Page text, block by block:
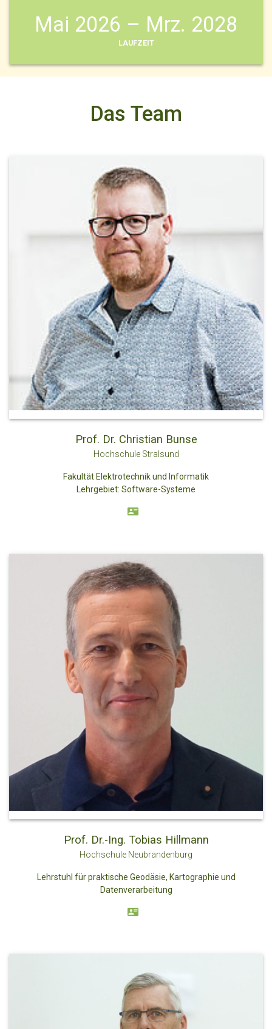
Mai 2026 – Mrz. 2028
LAUFZEIT
Das Team
Prof. Dr. Christian Bunse
Hochschule Stralsund
Fakultät Elektrotechnik und Informatik
Lehrgebiet: Software-Systeme
Prof. Dr.-Ing. Tobias Hillmann
Hochschule Neubrandenburg
Lehrstuhl für praktische Geodäsie, Kartographie und
Datenverarbeitung